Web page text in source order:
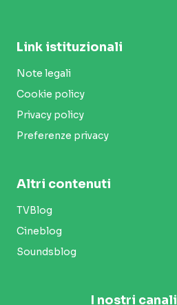
Link istituzionali
Note legali
Cookie policy
Privacy policy
Preferenze privacy
Altri contenuti
TVBlog
Cineblog
Soundsblog
I nostri